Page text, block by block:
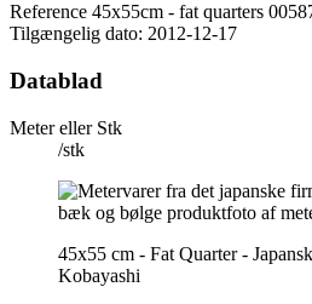
Reference 45x55cm - fat quarters
Tilgængelig dato: 2012-12-17
Datablad
Meter eller Stk
/stk
45x55 cm - Fat Quarter -
Kobayashi